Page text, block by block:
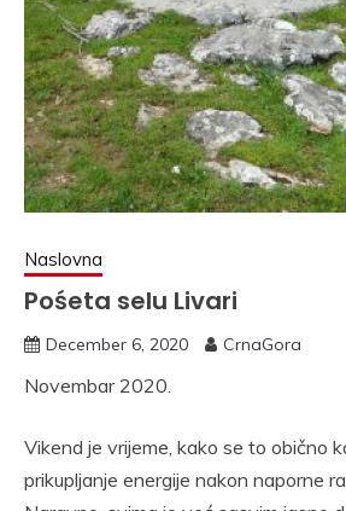
Naslovna
Pośeta selu Livari
December 6, 2020 CrnaGora
Novembar 2020.
Vikend je vrijeme, kako se to obično
prikupljanje energije nakon naporne